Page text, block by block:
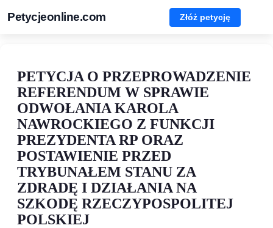
Petycjeonline.com Złóż petycję
PETYCJA O PRZEPROWADZENIE
REFERENDUM W SPRAWIE
ODWOŁANIA KAROLA
NAWROCKIEGO Z FUNKCJI
PREZYDENTA RP ORAZ
POSTAWIENIE PRZED
TRYBUNAŁEM STANU ZA
ZDRADĘ I DZIAŁANIA NA
SZKODĘ RZECZYPOSPOLITEJ
POLSKIEJ